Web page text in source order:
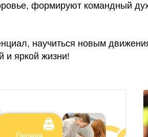
формируют командный
научиться новым
и яркой жизни!